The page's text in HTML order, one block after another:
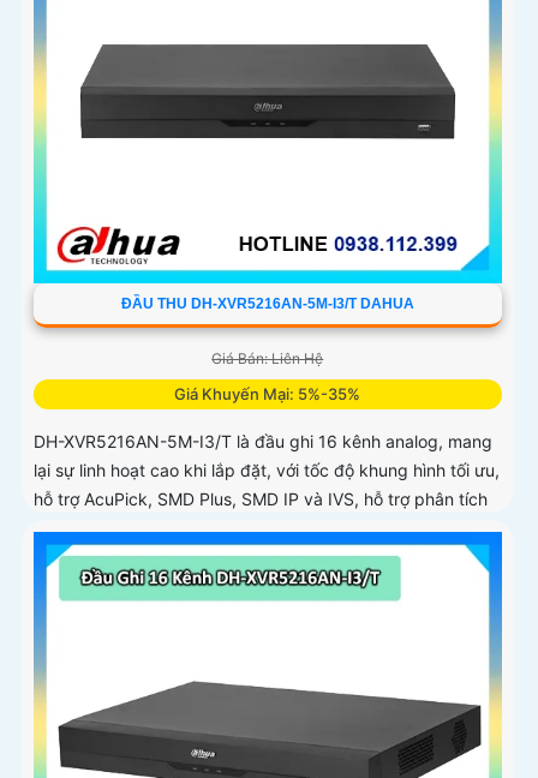
ĐẦU THU DH-XVR5216AN-5M-I3/T DAHUA
Giá Bán: Liên Hệ
Giá Khuyến Mại: 5%-35%
DH-XVR5216AN-5M-I3/T là đầu ghi 16 kênh analog, mang
lại sự linh hoạt cao khi lắp đặt, với tốc độ khung hình tối ưu,
hỗ trợ AcuPick, SMD Plus, SMD IP và IVS, hỗ trợ phân tích
thông minh đến 24 kênh, đầu ghi có thể lắp 2 ổ cứng 16
TB, chuẩn nén AI-Coding và H